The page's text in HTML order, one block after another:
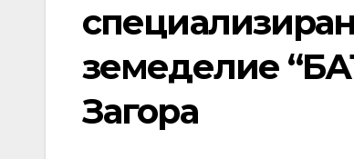
земеделие
Загора